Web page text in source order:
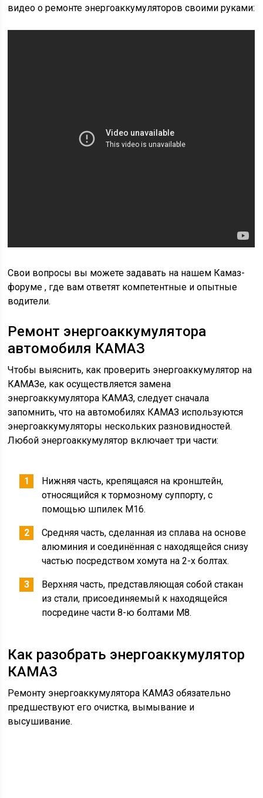
видео о ремонте энергоаккумуляторов своими руками:
Свои вопросы вы можете задавать на нашем Камаз-
форуме , где вам ответят компетентные и опытные
водители.
Ремонт энергоаккумулятора
автомобиля КАМАЗ
Чтобы выяснить, как проверить энергоаккумулятор на
КАМАЗе, как осуществляется замена
энергоаккумулятора КАМАЗ, следует сначала
запомнить, что на автомобилях КАМАЗ используются
энергоаккумуляторы нескольких разновидностей.
Любой энергоаккумулятор включает три части:
Нижняя часть, крепящаяся на кронштейн,
относящийся к тормозному суппорту, с
помощью шпилек М16.
Средняя часть, сделанная из сплава на основе
алюминия и соединённая с находящейся снизу
частью посредством хомута на 2-х болтах.
Верхняя часть, представляющая собой стакан
из стали, присоединяемый к находящейся
посредине части 8-ю болтами М8.
Как разобрать энергоаккумулятор
КАМАЗ
Ремонту энергоаккумулятора КАМАЗ обязательно
предшествуют его очистка, вымывание и
высушивание.